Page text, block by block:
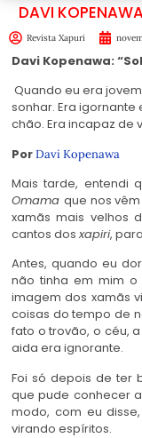
DAVI
Revista Xapuri
Davi Kopenawa:
Quando eu era
sonhar. Era
chão. Era incapaz de
PorDavi Kopenawa
Mais tarde, entendi
Omama que nos
xamãs mais velhos
cantos dosxapiri,
Antes, quando eu
não tinha em mim o
imagem dos xamãs
coisas do tempo de
fato o trovão, o céu,
aida era ignorante.
Foi só depois de ter
que pude conhecer
modo, com eu
virando espíritos.